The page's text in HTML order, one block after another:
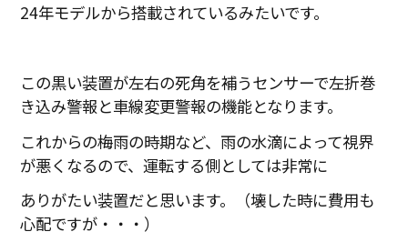
24年モデルから搭載されているみたいです。
この黒い装置が左右の死角を補うセンサーで左折巻
き込み警報と車線変更警報の機能となります。
これからの梅雨の時期など、雨の水滴によって視界
が悪くなるので、運転する側としては非常に
ありがたい装置だと思います。（壊した時に費用も
心配ですが・・・）